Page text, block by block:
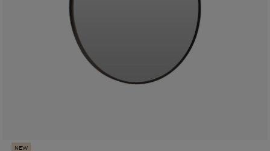
NEW